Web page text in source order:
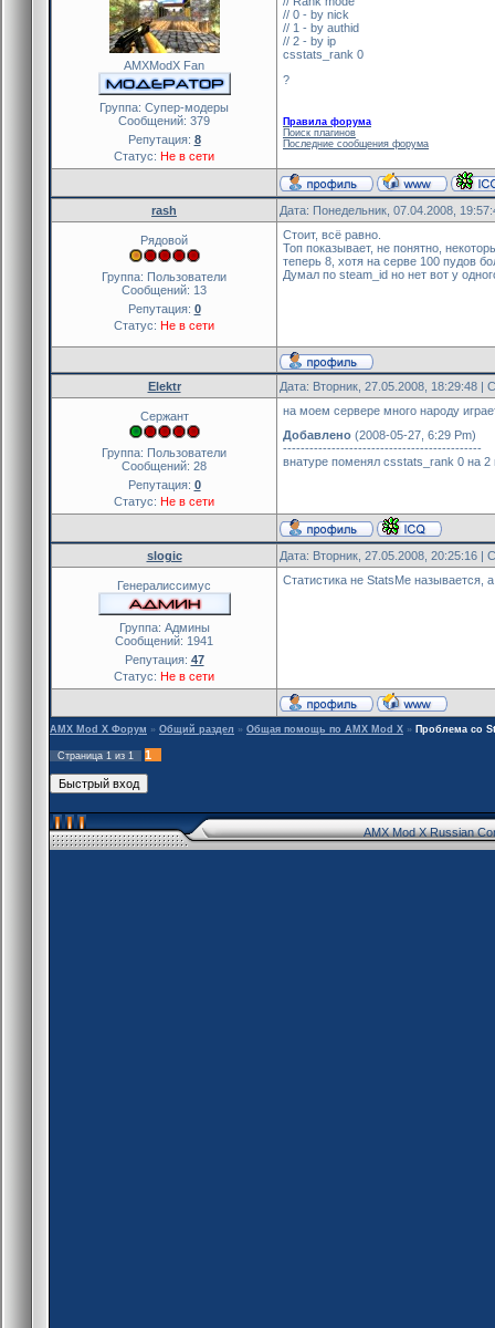
AMXModX Fan
Группа: Cупер-модеры
Сообщений: 379
Репутация: 8
Статус: Не в сети
// 0 - by nick
// 1 - by authid
// 2 - by ip
csstats_rank 0
?
Правила форума
Поиск плагинов
Последние сообщения форума
rash Дата: Понедельник, 07.04.2008,
Рядовой
Группа: Пользователи
Сообщений: 13
Репутация: 0
Статус: Не в сети
Стоит, всё равно.
Топ показывает, не понятно,
теперь 8, хотя на серве 100 пудов
Думал по steam_id но нет вот у
Elektr Дата: Вторник, 27.05.2008, 18:29:48 |
Сержант
Группа: Пользователи
Сообщений: 28
Репутация: 0
Статус: Не в сети
на моем сервере много народу
Добавлено (2008-05-27, 6:29 Pm)
---------------------------------------------
внатуре поменял csstats_rank 0 на 2
slogic Дата: Вторник, 27.05.2008, 20:25:16 |
Генералиссимус
Группа: Админы
Сообщений: 1941
Репутация: 47
Статус: Не в сети
Статистика не StatsMe называется,
AMX Mod X Форум » Общий раздел » Общая помощь по AMX Mod X » Проблема со
Страница 1 из 1 1
AMX Mod X Russian